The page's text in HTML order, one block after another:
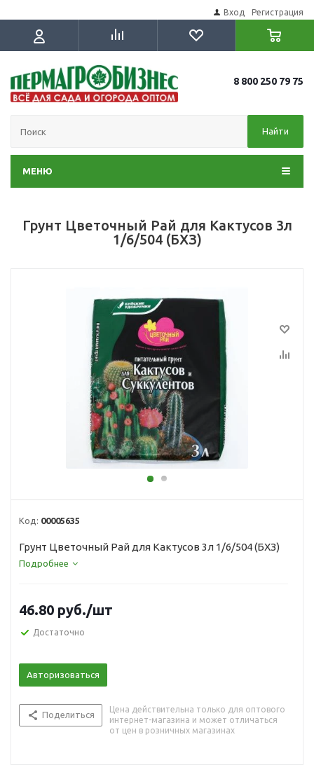
Вход Регистрация
8 800 250 79 75
Найти
МЕНЮ
Грунт Цветочный Рай для Кактусов 3л
1/6/504 (БХЗ)
Код: 00005635
Грунт Цветочный Рай для Кактусов 3л 1/6/504 (БХЗ)
Подробнее
46.80 руб./шт
Достаточно
Авторизоваться
Поделиться
Цена действительна только для оптового
интернет-магазина и может отличаться
от цен в розничных магазинах